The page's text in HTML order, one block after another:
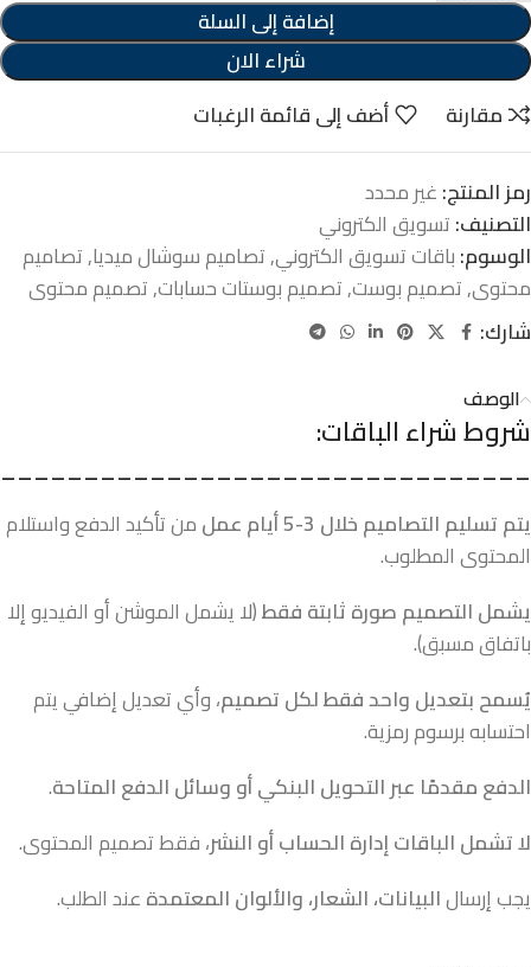
إضافة إلى السلة
شراء الان
مقارنة
أضف إلى قائمة الرغبات
رمز المنتج:غير محدد
التصنيف:تسويق الكتروني
الوسوم:باقات تسويق الكتروني,تصاميم سوشال ميديا,تصاميم
محتوى,تصميم بوست,تصميم بوستات حسابات,تصميم محتوى
شارك:
الوصف
شروط شراء الباقات:
يتم تسليم التصاميم خلال 3-5 أيام عمل
من تأكيد الدفع واستلام
المحتوى المطلوب.
يشمل التصميم صورة ثابتة فقط(لا يشمل الموشن أو الفيديو إلا
باتفاق مسبق).
يُسمح بتعديل واحد فقط لكل تصميم، وأي تعديل إضافي يتم
احتسابه برسوم رمزية.
الدفع مقدمًا عبر التحويل البنكي أو وسائل الدفع المتاحة.
لا تشمل الباقات إدارة الحساب أو النشر، فقط تصميم المحتوى.
يجب إرسالالبيانات، الشعار، والألوان المعتمدةعند الطلب.